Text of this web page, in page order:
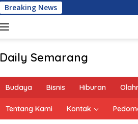
Breaking News
Daily Semarang
Hari
Informasi
Budaya Bisnis Hiburan
Tentang Kami Kontak